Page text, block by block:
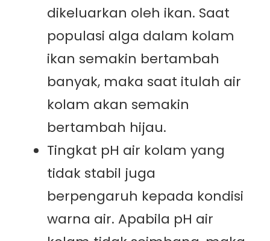
dikeluarkan oleh ikan. Saat
populasi alga dalam kolam
ikan semakin bertambah
banyak, maka saat itulah air
kolam akan semakin
bertambah hijau.
Tingkat pH air kolam yang
tidak stabil juga
berpengaruh kepada kondisi
warna air. Apabila pH air